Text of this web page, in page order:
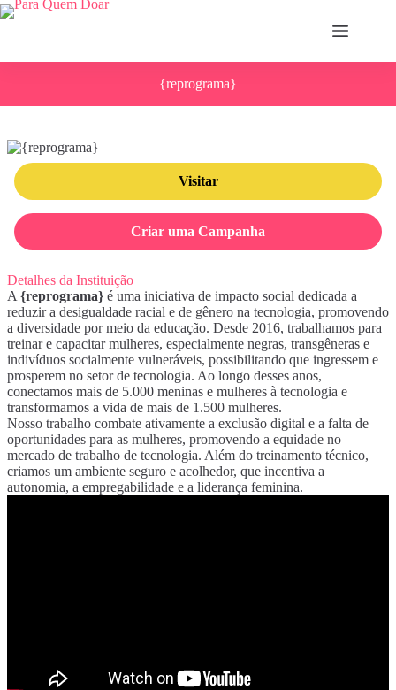
Pular
para
{reprograma}
Visitar
Criar uma Campanha
Detalhes da Instituição
A {reprograma} é uma iniciativa de impacto social dedicada a
reduzir a desigualdade racial e de gênero na tecnologia, promovendo
a diversidade por meio da educação. Desde 2016, trabalhamos para
treinar e capacitar mulheres, especialmente negras, transgêneras e
indivíduos socialmente vulneráveis, possibilitando que ingressem e
prosperem no setor de tecnologia. Ao longo desses anos,
conectamos mais de 5.000 meninas e mulheres à tecnologia e
transformamos a vida de mais de 1.500 mulheres.
Nosso trabalho combate ativamente a exclusão digital e a falta de
oportunidades para as mulheres, promovendo a equidade no
mercado de trabalho de tecnologia. Além do treinamento técnico,
criamos um ambiente seguro e acolhedor, que incentiva a
autonomia, a empregabilidade e a liderança feminina.